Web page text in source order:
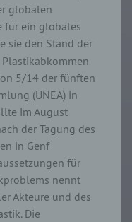
globalen
für ein globales
sie den Stand der
5/14 der fünften
(UNEA) in
im August
der Tagung des
in Genf
für
nennt
Akteure und des
Die